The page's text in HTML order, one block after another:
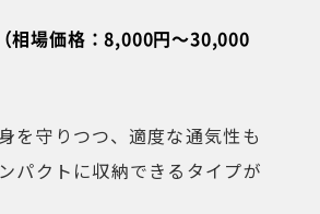
相場価格：8,000円〜30,000
を守りつつ、適度な通気性も
パクトに収納できるタイプが